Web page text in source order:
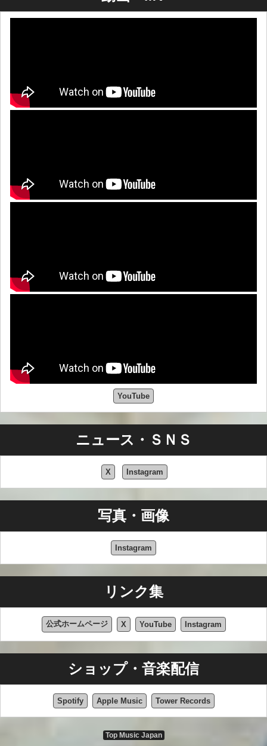
YouTube
ニュース・ＳＮＳ
X Instagram
写真・画像
Instagram
リンク集
公式ホームページ X YouTube Instagram
ショップ・音楽配信
Spotify Apple Music Tower Records
Top Music Japan